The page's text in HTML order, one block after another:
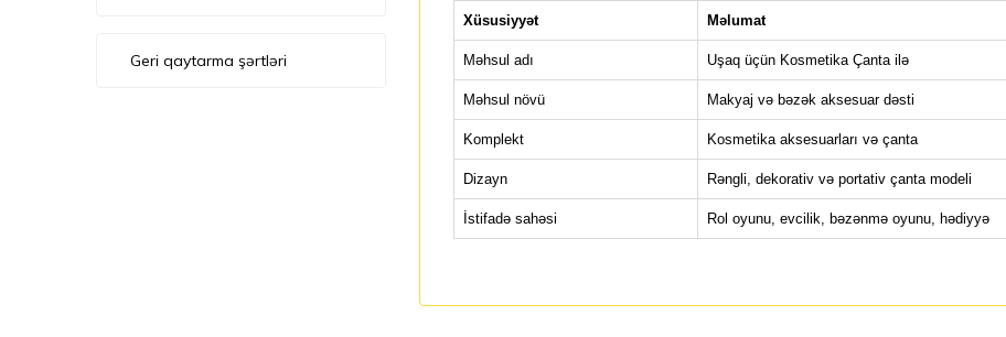
Geri qaytarma şərtləri
Xüsusiyyət Məlumat
Məhsul adı Uşaq üçün Kosmetika Çanta ilə
Məhsul növü Makyaj və bəzək aksesuar dəsti
Komplekt Kosmetika aksesuarları və çanta
Dizayn Rəngli, dekorativ və portativ çanta modeli
İstifadə sahəsi Rol oyunu, evcilik, bəzənmə oyunu, hədiyyə